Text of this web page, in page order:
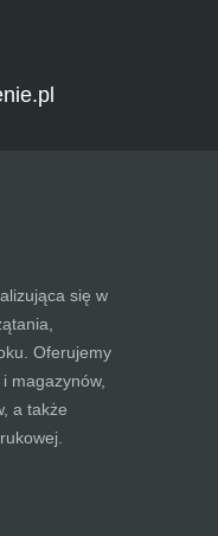
się w
Oferujemy
magazynów,
a także